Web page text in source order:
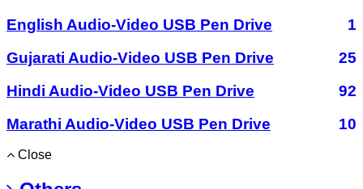
English Audio-Video USB Pen Drive
1
Gujarati Audio-Video USB Pen Drive
25
Hindi Audio-Video USB Pen Drive
92
Marathi Audio-Video USB Pen Drive
10
Close